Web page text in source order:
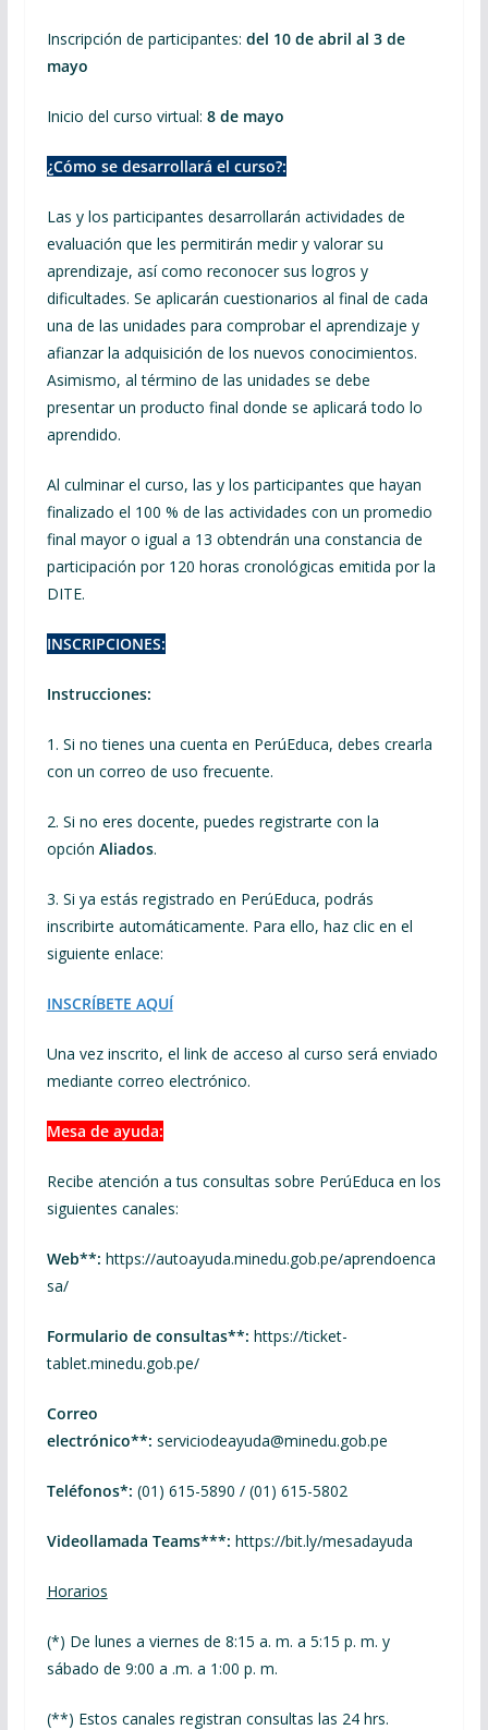
Inscripción de participantes: del 10 de abril al 3 de
mayo
Inicio del curso virtual: 8 de mayo
¿Cómo se desarrollará el curso?:
Las y los participantes desarrollarán actividades de
evaluación que les permitirán medir y valorar su
aprendizaje, así como reconocer sus logros y
dificultades. Se aplicarán cuestionarios al final de cada
una de las unidades para comprobar el aprendizaje y
afianzar la adquisición de los nuevos conocimientos.
Asimismo, al término de las unidades se debe
presentar un producto final donde se aplicará todo lo
aprendido.
Al culminar el curso, las y los participantes que hayan
finalizado el 100 % de las actividades con un promedio
final mayor o igual a 13 obtendrán una constancia de
participación por 120 horas cronológicas emitida por la
DITE.
INSCRIPCIONES:
Instrucciones:
1. Si no tienes una cuenta en PerúEduca, debes crearla
con un correo de uso frecuente.
2. Si no eres docente, puedes registrarte con la
opción Aliados.
3. Si ya estás registrado en PerúEduca, podrás
inscribirte automáticamente. Para ello, haz clic en el
siguiente enlace:
INSCRÍBETE AQUÍ
Una vez inscrito, el link de acceso al curso será enviado
mediante correo electrónico.
Mesa de ayuda:
Recibe atención a tus consultas sobre PerúEduca en los
siguientes canales:
Web**: https://autoayuda.minedu.gob.pe/aprendoenca
sa/
Formulario de consultas**: https://ticket-
tablet.minedu.gob.pe/
Correo
electrónico**: serviciodeayuda@minedu.gob.pe
Teléfonos*: (01) 615-5890 / (01) 615-5802
Videollamada Teams***: https://bit.ly/mesadayuda
Horarios
(*) De lunes a viernes de 8:15 a. m. a 5:15 p. m. y
sábado de 9:00 a .m. a 1:00 p. m.
(**) Estos canales registran consultas las 24 hrs.